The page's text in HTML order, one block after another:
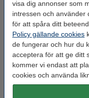
visa dig annonser som
intressen och använder
för att spåra ditt
Policy gällande cookies
de fungerar och hur du
acceptera för att ge ditt
kommer vi endast att
cookies och använda
Pellet extruders
Köp billigt
skrivare